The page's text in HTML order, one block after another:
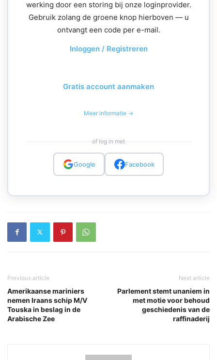
werking door een storing bij onze loginprovider.
Gebruik zolang de groene knop hierboven — u
ontvangt een code per e-mail.
Inloggen / Registreren
Gratis account aanmaken
Meer informatie →
of log in met
Google Facebook
Previous article
Amerikaanse mariniers
nemen Iraans schip M/V
Touska in beslag in de
Arabische Zee
Next article
Parlement stemt unaniem in
met motie voor behoud
geschiedenis van de
raffinaderij